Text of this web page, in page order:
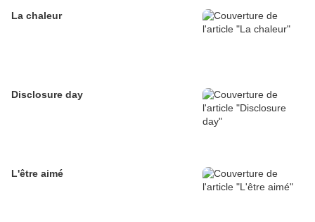
La chaleur
Disclosure day
L'être aimé